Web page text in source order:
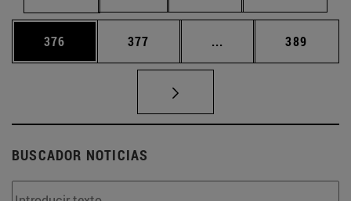
Página
376 Página
377 ... Páginas intermedias
Página
389
BUSCADOR NOTICIAS